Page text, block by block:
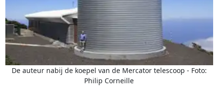
De auteur nabij de koepel van de Mercator telescoop - Foto:
Philip Corneille